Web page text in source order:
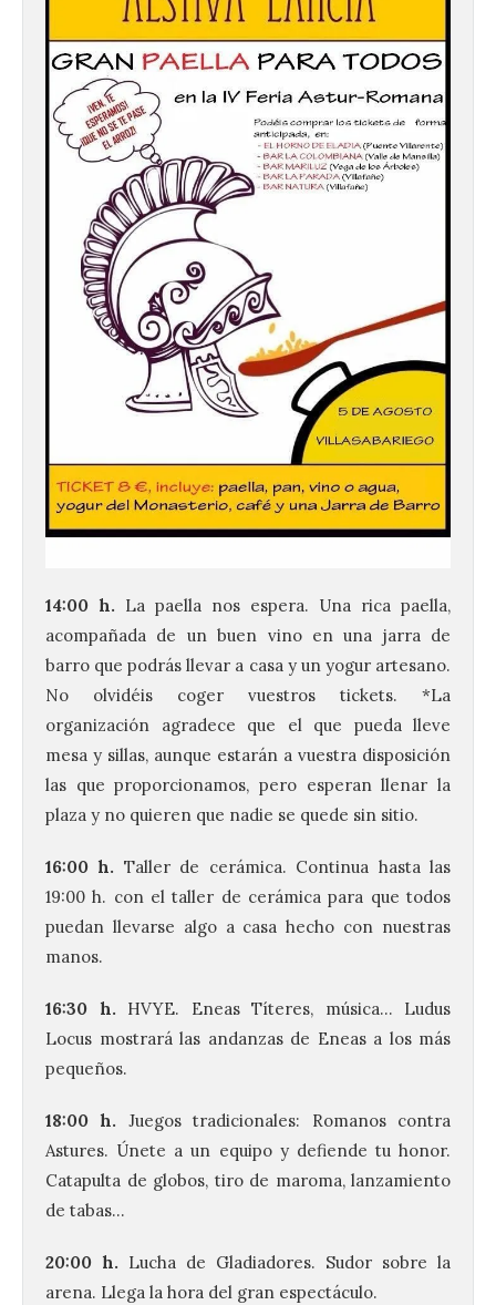
14:00 h. La paella nos espera. Una rica paella,
acompañada de un buen vino en una jarra de
barro que podrás llevar a casa y un yogur artesano.
No olvidéis coger vuestros tickets. *La
organización agradece que el que pueda lleve
mesa y sillas, aunque estarán a vuestra disposición
las que proporcionamos, pero esperan llenar la
plaza y no quieren que nadie se quede sin sitio.
16:00 h. Taller de cerámica. Continua hasta las
19:00 h. con el taller de cerámica para que todos
puedan llevarse algo a casa hecho con nuestras
manos.
16:30 h. HVYE. Eneas Títeres, música… Ludus
Locus mostrará las andanzas de Eneas a los más
pequeños.
18:00 h. Juegos tradicionales: Romanos contra
Astures. Únete a un equipo y defiende tu honor.
Catapulta de globos, tiro de maroma, lanzamiento
de tabas…
20:00 h. Lucha de Gladiadores. Sudor sobre la
arena. Llega la hora del gran espectáculo.